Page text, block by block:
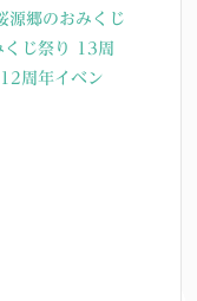
源郷のおみくじ
じ祭り
13周
12周年イベン